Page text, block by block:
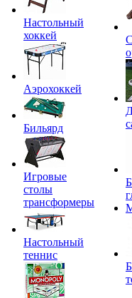
Настольный
хоккей
Аэрохоккей
Бильярд
Игровые
столы
трансформеры
Настольный
теннис